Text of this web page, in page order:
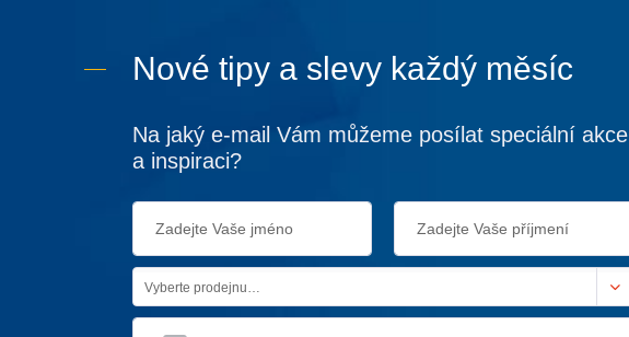
Nové tipy a slevy každý měsíc
Na jaký e-mail Vám můžeme posílat speciální akce
a inspiraci?
Vyberte prodejnu…